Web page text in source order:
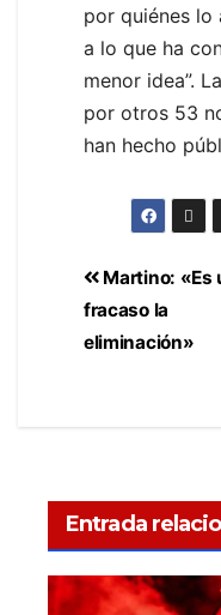
por quiénes lo
a lo que ha
menor idea”.
por otros 53
han hecho
Martino: «Es
fracaso la
eliminación»
Entrada